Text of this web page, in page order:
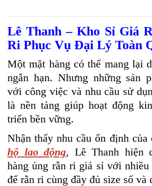
Lê Thanh – Kho Sỉ Giá
Ri Phục Vụ Đại Lý Toàn
Một mặt hàng có thể mang lại
ngắn hạn. Nhưng những sản
với công việc và nhu cầu sử
là nền tảng giúp hoạt động
triển bền vững.
Nhận thấy nhu cầu ổn định của
hộ lao động, Lê Thanh hiện
hàng ủng rằn ri giá sỉ với nhiều
đế rằn ri cùng đầy đủ size số và